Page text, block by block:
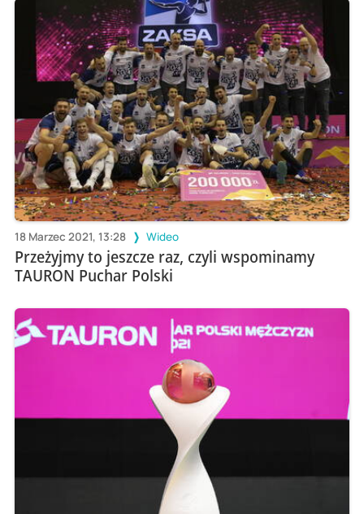
18 Marzec 2021, 13:28 Wideo
Przeżyjmy to jeszcze raz, czyli wspominamy
TAURON Puchar Polski